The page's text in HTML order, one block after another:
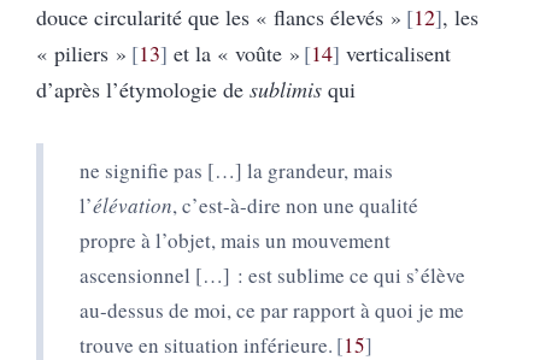
douce circularité que les « flancs élevés » 12 , les
« piliers » 13 et la « voûte » 14 verticalisent
d’après l’étymologie de sublimis qui
ne signifie pas […] la grandeur, mais
l’élévation, c’est-à-dire non une qualité
propre à l’objet, mais un mouvement
ascensionnel […] : est sublime ce qui s’élève
au-dessus de moi, ce par rapport à quoi je me
trouve en situation inférieure. 15